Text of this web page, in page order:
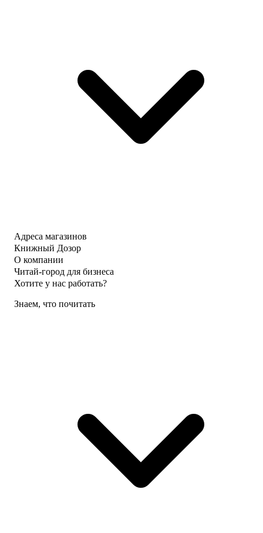
Адреса магазинов
Книжный Дозор
О компании
Читай-город для бизнеса
Хотите у нас работать?
Знаем, что почитать